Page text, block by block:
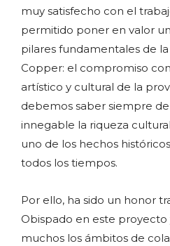
muy satisfecho con el
permitido poner en valor
pilares fundamentales de
Copper: el compromiso
artístico y cultural de la
debemos saber siempre
innegable la riqueza
uno de los hechos
todos los tiempos.
Por ello, ha sido un honor
Obispado en este proyecto
muchos los ámbitos de